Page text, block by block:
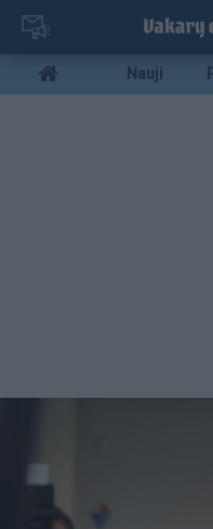
Pereiti
pagrindinį
turinį
Mobile
menu
Nauji